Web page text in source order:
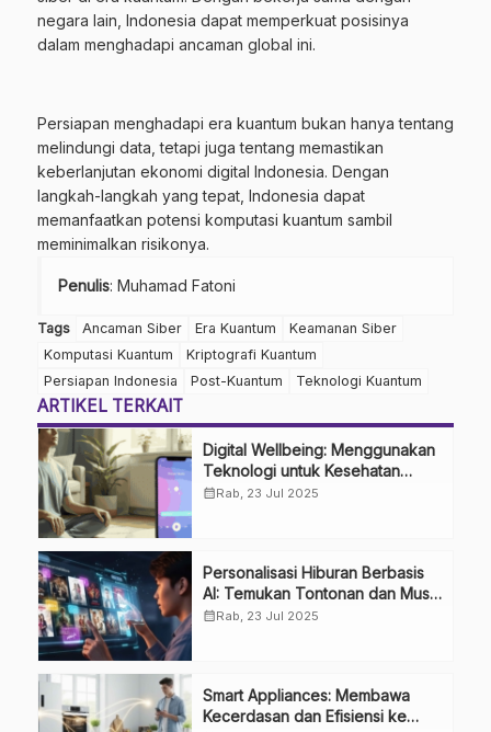
negara lain, Indonesia dapat memperkuat posisinya
dalam menghadapi ancaman global ini.
Persiapan menghadapi era kuantum bukan hanya tentang
melindungi data, tetapi juga tentang memastikan
keberlanjutan ekonomi digital Indonesia. Dengan
langkah-langkah yang tepat, Indonesia dapat
memanfaatkan potensi komputasi kuantum sambil
meminimalkan risikonya.
Penulis: Muhamad Fatoni
Tags Ancaman Siber Era Kuantum
Keamanan Siber
Komputasi Kuantum
Kriptografi Kuantum
Persiapan Indonesia
Post-Kuantum Teknologi Kuantum
ARTIKEL TERKAIT
Digital Wellbeing: Menggunakan
Teknologi untuk Kesehatan
Mental dan Keseimbangan Hidup
calendar_monthRab, 23 Jul 2025
Personalisasi Hiburan Berbasis
AI: Temukan Tontonan dan Musik
Favorit Anda Lebih Cepat
calendar_monthRab, 23 Jul 2025
Smart Appliances: Membawa
Kecerdasan dan Efisiensi ke